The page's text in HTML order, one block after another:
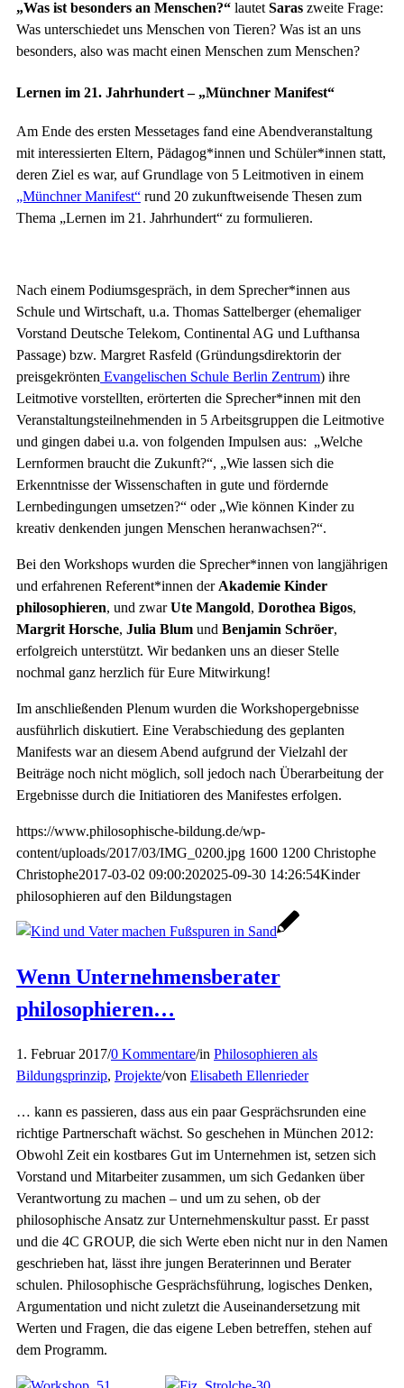
„Was ist besonders an Menschen?“ lautet Saras zweite Frage:
Was unterschiedet uns Menschen von Tieren? Was ist an uns
besonders, also was macht einen Menschen zum Menschen?
Lernen im 21. Jahrhundert – „Münchner Manifest“
Am Ende des ersten Messetages fand eine Abendveranstaltung
mit interessierten Eltern, Pädagog*innen und Schüler*innen statt,
deren Ziel es war, auf Grundlage von 5 Leitmotiven in einem
„Münchner Manifest“ rund 20 zukunftweisende Thesen zum
Thema „Lernen im 21. Jahrhundert“ zu formulieren.
Nach einem Podiumsgespräch, in dem Sprecher*innen aus
Schule und Wirtschaft, u.a. Thomas Sattelberger (ehemaliger
Vorstand Deutsche Telekom, Continental AG und Lufthansa
Passage) bzw. Margret Rasfeld (Gründungsdirektorin der
preisgekrönten Evangelischen Schule Berlin Zentrum) ihre
Leitmotive vorstellten, erörterten die Sprecher*innen mit den
Veranstaltungsteilnehmenden in 5 Arbeitsgruppen die Leitmotive
und gingen dabei u.a. von folgenden Impulsen aus: „Welche
Lernformen braucht die Zukunft?“, „Wie lassen sich die
Erkenntnisse der Wissenschaften in gute und fördernde
Lernbedingungen umsetzen?“ oder „Wie können Kinder zu
kreativ denkenden jungen Menschen heranwachsen?“.
Bei den Workshops wurden die Sprecher*innen von langjährigen
und erfahrenen Referent*innen derAkademie Kinder
philosophieren, und zwarUte Mangold, Dorothea Bigos,
Margrit Horsche, Julia Blum und Benjamin Schröer,
erfolgreich unterstützt. Wir bedanken uns an dieser Stelle
nochmal ganz herzlich für Eure Mitwirkung!
Im anschließenden Plenum wurden die Workshopergebnisse
ausführlich diskutiert. Eine Verabschiedung des geplanten
Manifests war an diesem Abend aufgrund der Vielzahl der
Beiträge noch nicht möglich, soll jedoch nach Überarbeitung der
Ergebnisse durch die Initiatioren des Manifestes erfolgen.
https://www.philosophische-bildung.de/wp-
content/uploads/2017/03/IMG_0200.jpg 1600 1200 Christophe
Christophe2017-03-02 09:00:202025-09-30 14:26:54Kinder
philosophieren auf den Bildungstagen
Wenn Unternehmensberater
philosophieren…
1. Februar 2017/0 Kommentare/in Philosophieren als
Bildungsprinzip, Projekte/von Elisabeth Ellenrieder
… kann es passieren, dass aus ein paar Gesprächsrunden eine
richtige Partnerschaft wächst. So geschehen in München 2012:
Obwohl Zeit ein kostbares Gut im Unternehmen ist, setzen sich
Vorstand und Mitarbeiter zusammen, um sich Gedanken über
Verantwortung zu machen – und um zu sehen, ob der
philosophische Ansatz zur Unternehmenskultur passt. Er passt
und die 4C GROUP, die sich Werte eben nicht nur in den Namen
geschrieben hat, lässt ihre jungen Beraterinnen und Berater
schulen. Philosophische Gesprächsführung, logisches Denken,
Argumentation und nicht zuletzt die Auseinandersetzung mit
Werten und Fragen, die das eigene Leben betreffen, stehen auf
dem Programm.